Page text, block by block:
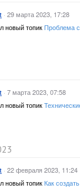
· 29 марта 2023, 17:28
новый топик Проблема
· 7 марта 2023, 07:58
новый топик
· 22 февраля 2023, 11:24
новый топик Как